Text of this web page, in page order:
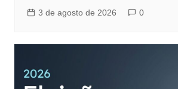
3 de agosto de 2026 0